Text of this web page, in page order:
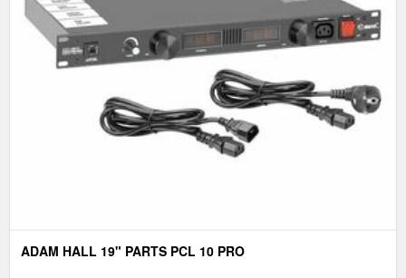
ADAM HALL 19" PARTS PCL 10 PRO